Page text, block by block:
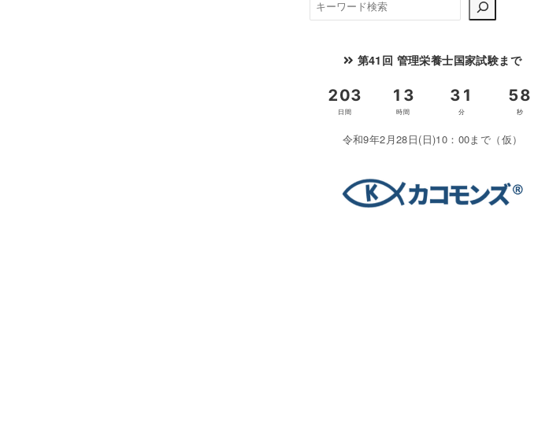
索
第41回 管理栄養士国家試験まで
令和9年2月28日(日)10：00まで（仮）